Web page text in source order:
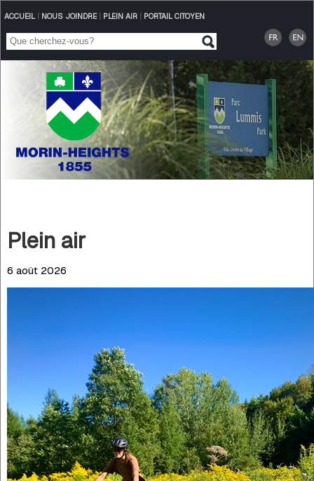
ACCUEIL| NOUS JOINDRE| PLEIN AIR| PORTAIL CITOYEN
Plein air
6 août 2026